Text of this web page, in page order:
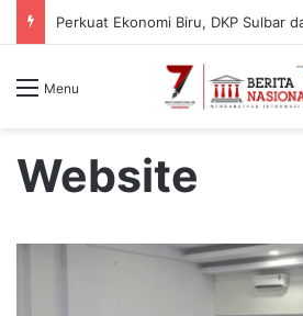
Menu
Website